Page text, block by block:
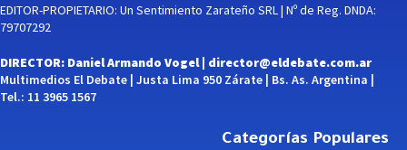
EDITOR-PROPIETARIO: Un Sentimiento Zarateño SRL | Nº de Reg. DNDA:
79707292
DIRECTOR: Daniel Armando Vogel | director@eldebate.com.ar
Multimedios El Debate | Justa Lima 950 Zárate | Bs. As. Argentina |
Tel.: 11 3965 1567
Categorías Populares